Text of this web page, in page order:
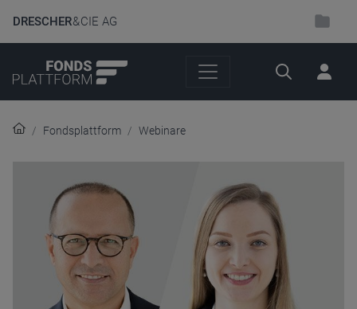
DRESCHER& CIE AG
Suche
Fondsplattform Webinare